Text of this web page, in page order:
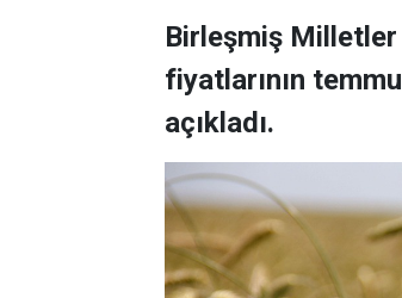
Birleşmiş Milletler
fiyatlarının
açıkladı.